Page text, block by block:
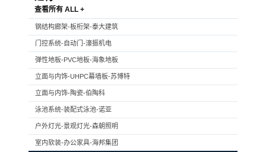
查看所有 ALL +
钢结构廊架-板桁架-泰大建筑
门控系统-自动门-濠振机电
弹性地板-PVC地板-海象地板
立面与内饰-UHPC幕墙板-苏博特
立面与内饰-陶瓷-伯陶科
泳池系统-装配式泳池-诺亚
户外灯光-景观灯光-森朝照明
室内软装-办公家具-海邦集团